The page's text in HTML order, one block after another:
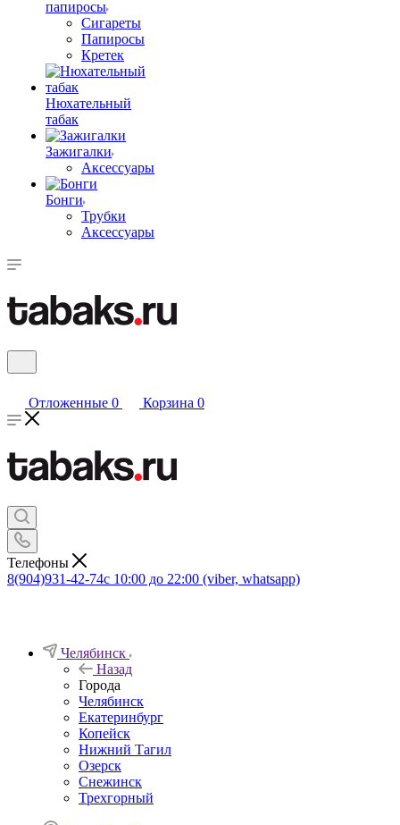
папиросы
Сигареты
Папиросы
Кретек
Нюхательный
табак
Зажигалки
Аксессуары
Бонги
Трубки
Аксессуары
Отложенные 0 Корзина 0
Телефоны
8(904)931-42-74с 10:00 до 22:00 (viber, whatsapp)
Челябинск
Назад
Города
Челябинск
Екатеринбург
Копейск
Нижний Тагил
Озерск
Снежинск
Трехгорный